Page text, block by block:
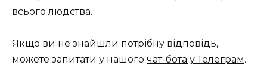
всього людства.
Якщо ви не знайшли потрібну відповідь,
можете запитати у нашого чат-бота у Телеграм.